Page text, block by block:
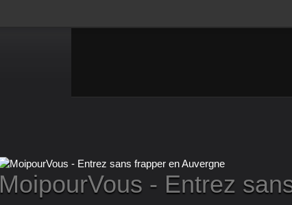
MoipourVous - Entrez